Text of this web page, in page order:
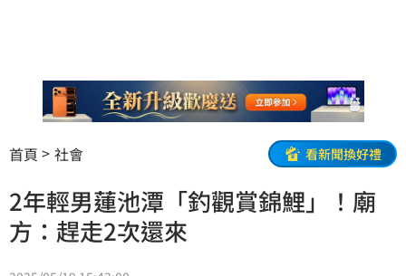
首頁 社會 看新聞換好禮
2年輕男蓮池潭「釣觀賞錦鯉」！廟
方：趕走2次還來